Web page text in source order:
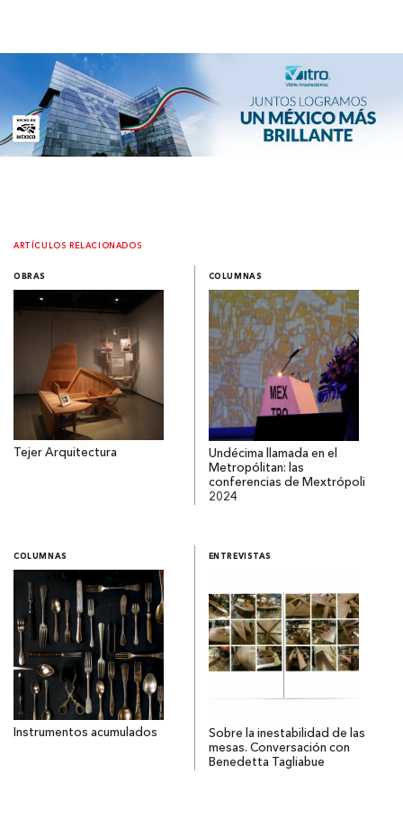
ARTÍCULOS RELACIONADOS
OBRAS
Tejer Arquitectura
COLUMNAS
Undécima llamada en el
Metropólitan: las
conferencias de Mextrópoli
2024
COLUMNAS
Instrumentos acumulados
ENTREVISTAS
Sobre la inestabilidad de las
mesas. Conversación con
Benedetta Tagliabue